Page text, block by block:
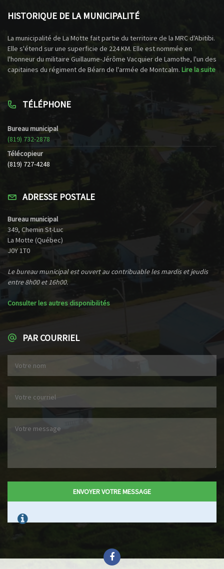
HISTORIQUE DE LA MUNICIPALITÉ
La municipalité de La Motte fait partie du territoire de la MRC d'Abitibi.
Elle s'étend sur une superficie de 224 KM. Elle est nommée en
l'honneur du militaire Guillaume-Jérôme Vacquier de Lamothe, l'un des
capitaines du régiment de Béarn de l'armée de Montcalm. Lire la suite
TÉLÉPHONE
Bureau municipal
(819) 732-2878
Télécopieur
(819) 727-4248
ADRESSE POSTALE
Bureau municipal
349, Chemin St-Luc
La Motte (Québec)
J0Y 1T0
Le bureau municipal est ouvert au contribuable les mardis et jeudis
entre 8h00 et 16h00.
Consulter les autres disponibilités
PAR COURRIEL